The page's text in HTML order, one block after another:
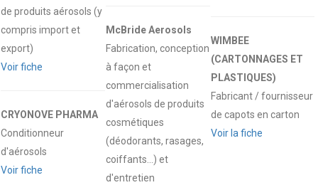
de produits aérosols (y
compris import et
export)
Voir fiche
CRYONOVE PHARMA
Conditionneur
d'aérosols
Voir fiche
McBride Aerosols
Fabrication, conception
à façon et
commercialisation
d'aérosols de produits
cosmétiques
(déodorants, rasages,
coiffants…) et
d'entretien
WIMBEE
(CARTONNAGES ET
PLASTIQUES)
Fabricant / fournisseur
de capots en carton
Voir la fiche